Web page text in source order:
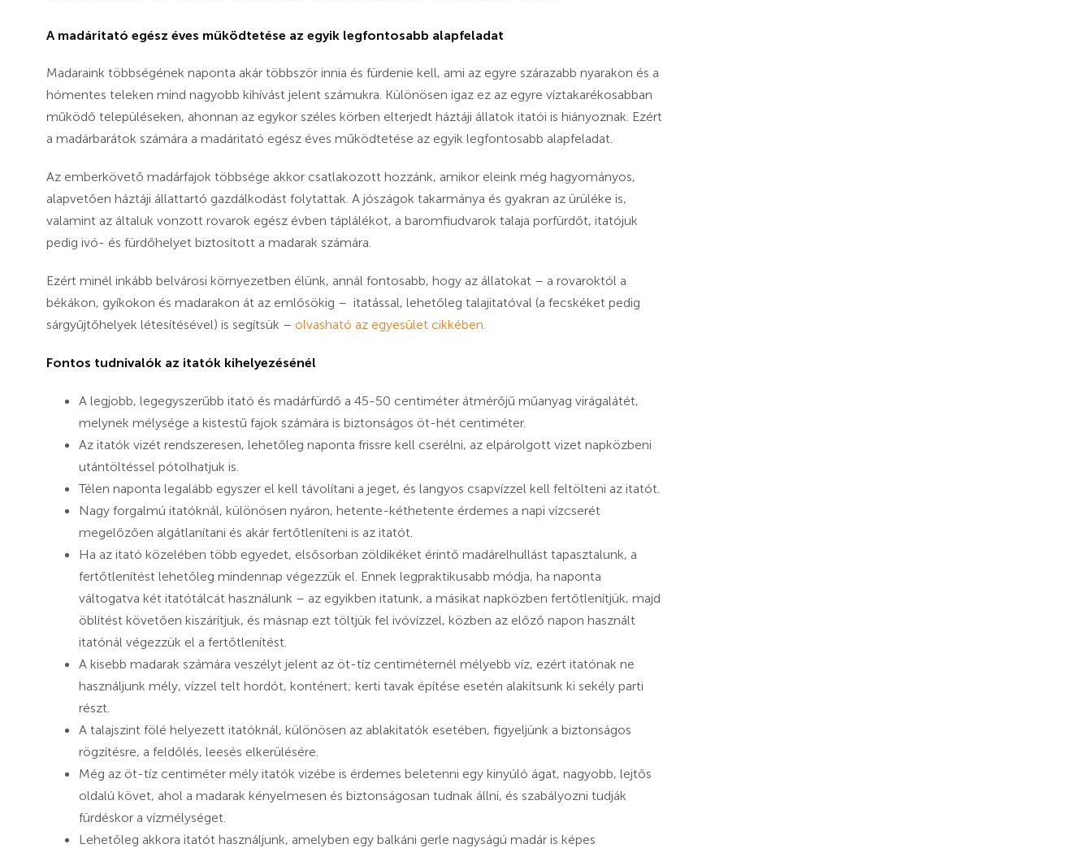
A madáritató egész éves működtetése az egyik legfontosabb alapfeladat
Madaraink többségének naponta akár többször innia és fürdenie kell, ami az egyre szárazabb nyarakon és a
hómentes teleken mind nagyobb kihívást jelent számukra. Különösen igaz ez az egyre víztakarékosabban
működő településeken, ahonnan az egykor széles körben elterjedt háztáji állatok itatói is hiányoznak. Ezért
a madárbarátok számára a madáritató egész éves működtetése az egyik legfontosabb alapfeladat.
Az emberkövető madárfajok többsége akkor csatlakozott hozzánk, amikor eleink még hagyományos,
alapvetően háztáji állattartó gazdálkodást folytattak. A jószágok takarmánya és gyakran az ürüléke is,
valamint az általuk vonzott rovarok egész évben táplálékot, a baromfiudvarok talaja porfürdőt, itatójuk
pedig ivó- és fürdőhelyet biztosított a madarak számára.
Ezért minél inkább belvárosi környezetben élünk, annál fontosabb, hogy az állatokat – a rovaroktól a
békákon, gyíkokon és madarakon át az emlősökig – itatással, lehetőleg talajitatóval (a fecskéket pedig
sárgyűjtőhelyek létesítésével) is segítsük – olvasható az egyesület cikkében.
Fontos tudnivalók az itatók kihelyezésénél
A legjobb, legegyszerűbb itató és madárfürdő a 45-50 centiméter átmérőjű műanyag virágalátét,
melynek mélysége a kistestű fajok számára is biztonságos öt-hét centiméter.
Az itatók vizét rendszeresen, lehetőleg naponta frissre kell cserélni, az elpárolgott vizet napközbeni
utántöltéssel pótolhatjuk is.
Télen naponta legalább egyszer el kell távolítani a jeget, és langyos csapvízzel kell feltölteni az itatót.
Nagy forgalmú itatóknál, különösen nyáron, hetente-kéthetente érdemes a napi vízcserét
megelőzően algátlanítani és akár fertőtleníteni is az itatót.
Ha az itató közelében több egyedet, elsősorban zöldikéket érintő madárelhullást tapasztalunk, a
fertőtlenítést lehetőleg mindennap végezzük el. Ennek legpraktikusabb módja, ha naponta
váltogatva két itatótálcát használunk – az egyikben itatunk, a másikat napközben fertőtlenítjük, majd
öblítést követően kiszárítjuk, és másnap ezt töltjük fel ivóvízzel, közben az előző napon használt
itatónál végezzük el a fertőtlenítést.
A kisebb madarak számára veszélyt jelent az öt-tíz centiméternél mélyebb víz, ezért itatónak ne
használjunk mély, vízzel telt hordót, konténert; kerti tavak építése esetén alakítsunk ki sekély parti
részt.
A talajszint fölé helyezett itatóknál, különösen az ablakitatók esetében, figyeljünk a biztonságos
rögzítésre, a feldőlés, leesés elkerülésére.
Még az öt-tíz centiméter mély itatók vizébe is érdemes beletenni egy kinyúló ágat, nagyobb, lejtős
oldalú követ, ahol a madarak kényelmesen és biztonságosan tudnak állni, és szabályozni tudják
fürdéskor a vízmélységet.
Lehetőleg akkora itatót használjunk, amelyben egy balkáni gerle nagyságú madár is képes